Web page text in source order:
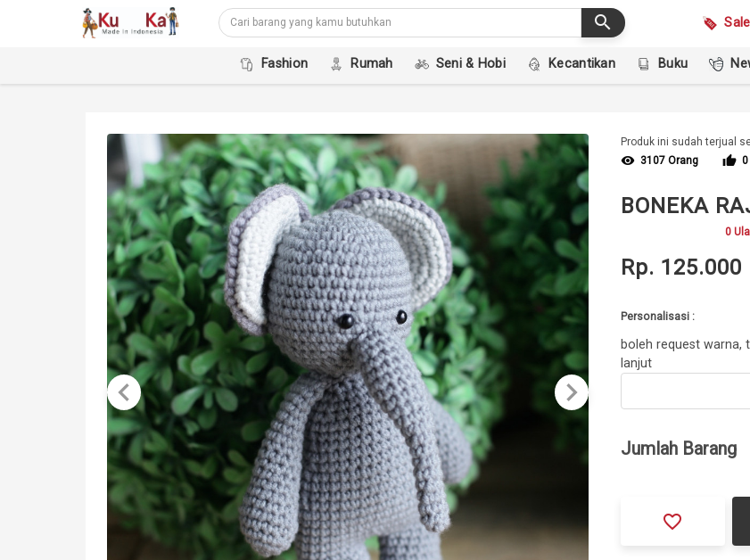
search Sale
Fashion Rumah Seni & Hobi Kecantikan Buku
keyboard_arrow_left keyboard_arrow_right
Produk ini sudah terjual
visibility 3107 Orang thumb_up
BONEKA
0
Rp. 125.000
Personalisasi :
boleh request warna,
lanjut
Jumlah Barang
favorite_border